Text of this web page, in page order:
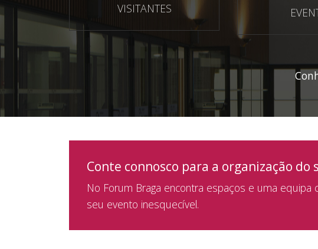
VISITANTES
Conte connosco para a organização do
No Forum Braga encontra espaços e uma
seu evento inesquecível.